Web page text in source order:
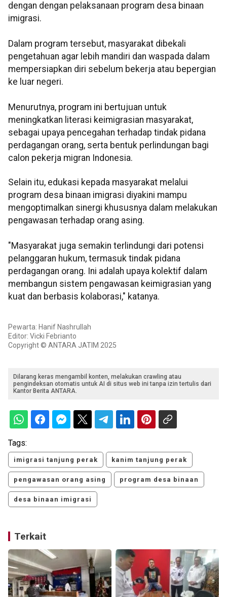
dengan dengan pelaksanaan program desa binaan
imigrasi.
Dalam program tersebut, masyarakat dibekali
pengetahuan agar lebih mandiri dan waspada dalam
mempersiapkan diri sebelum bekerja atau bepergian
ke luar negeri.
Menurutnya, program ini bertujuan untuk
meningkatkan literasi keimigrasian masyarakat,
sebagai upaya pencegahan terhadap tindak pidana
perdagangan orang, serta bentuk perlindungan bagi
calon pekerja migran Indonesia.
Selain itu, edukasi kepada masyarakat melalui
program desa binaan imigrasi diyakini mampu
mengoptimalkan sinergi khususnya dalam melakukan
pengawasan terhadap orang asing.
"Masyarakat juga semakin terlindungi dari potensi
pelanggaran hukum, termasuk tindak pidana
perdagangan orang. Ini adalah upaya kolektif dalam
membangun sistem pengawasan keimigrasian yang
kuat dan berbasis kolaborasi," katanya.
Pewarta: Hanif Nashrullah
Editor: Vicki Febrianto
Copyright © ANTARA JATIM 2025
Dilarang keras mengambil konten, melakukan crawling atau
pengindeksan otomatis untuk AI di situs web ini tanpa izin tertulis dari
Kantor Berita ANTARA.
Tags:
imigrasi tanjung perak kanim tanjung perak
pengawasan orang asing program desa binaan
desa binaan imigrasi
Terkait